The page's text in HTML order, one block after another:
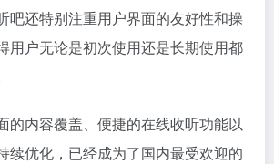
吧还特别注重用户界面的友好性和操
用户无论是初次使用还是长期使用都
的内容覆盖、便捷的在线收听功能以
续优化，已经成为了国内最受欢迎的